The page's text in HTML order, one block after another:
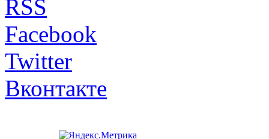
RSS
Facebook
Twitter
Вконтакте